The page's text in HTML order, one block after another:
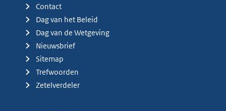
Contact
Dag van het Beleid
Dag van de Wetgeving
Nieuwsbrief
Sitemap
Trefwoorden
Zetelverdeler